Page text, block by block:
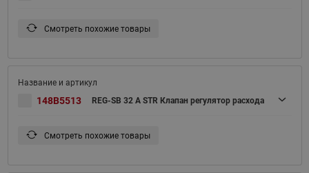
Смотреть похожие товары
148B5513 REG-SB 32 A STR Клапан регулятор расхода
Смотреть похожие товары